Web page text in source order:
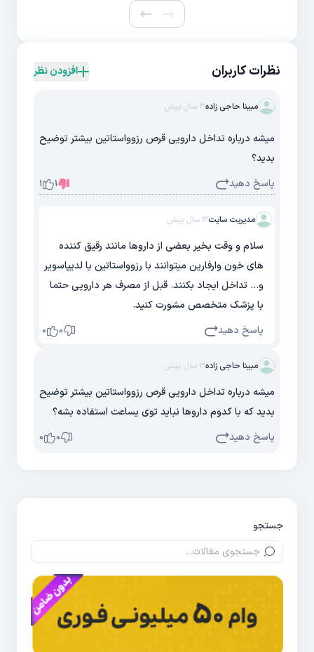
نظرات کاربران افزودن نظر
مبینا حاجی زاده3 سال پیش
میشه درباره تداخل دارویی قرص رزوواستاتین بیشتر توضیح
بدید؟
پاسخ دهید
1
1
مدیریت سایت3 سال پیش
سلام و وقت بخیر بعضی از داروها مانند رقیق کننده
های خون وارفارین میتوانند با رزوواستاتین یا لدیپاسویر
و... تداخل ایجاد بکنند. قبل از مصرف هر دارویی حتما
با پزشک متخصص مشورت کنید.
پاسخ دهید
0
0
مبینا حاجی زاده3 سال پیش
میشه درباره تداخل دارویی قرص رزوواستاتین بیشتر توضیح
بدید که با کدوم داروها نباید توی یساعت استفاده بشه؟
پاسخ دهید
0
0
جستجو